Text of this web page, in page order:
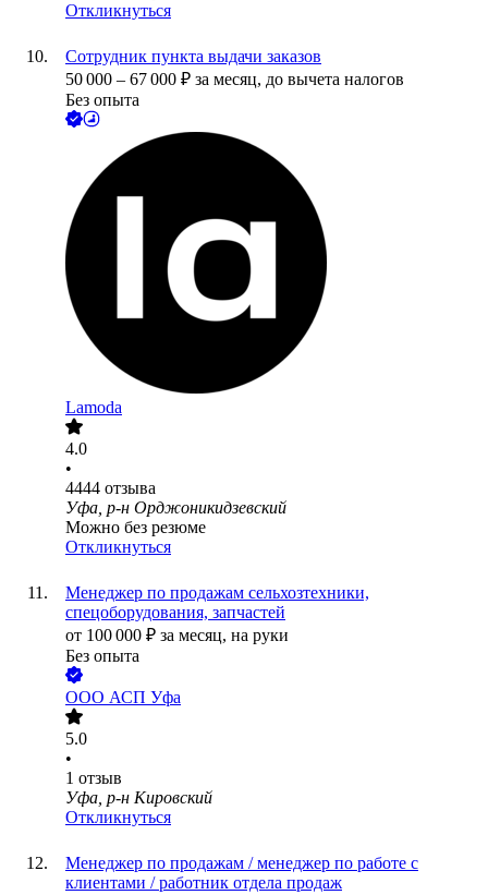
Откликнуться
Сотрудник пункта выдачи заказов
50 000 – 67 000 ₽ за месяц, до вычета налогов
Без опыта
Lamoda
4.0
•
4444 отзыва
Уфа, р-н Орджоникидзевский
Можно без резюме
Откликнуться
Менеджер по продажам сельхозтехники,
спецоборудования, запчастей
от 100 000 ₽ за месяц, на руки
Без опыта
ООО АСП Уфа
5.0
•
1 отзыв
Уфа, р-н Кировский
Откликнуться
Менеджер по продажам / менеджер по работе с
клиентами / работник отдела продаж